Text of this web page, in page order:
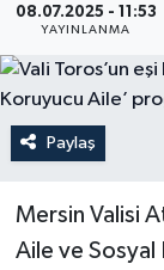
08.07.2025 - 11:53
YAYINLANMA
Paylaş
Mersin Valisi
Aile ve
Spor